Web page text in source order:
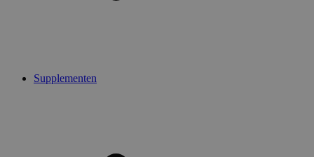
Supplementen